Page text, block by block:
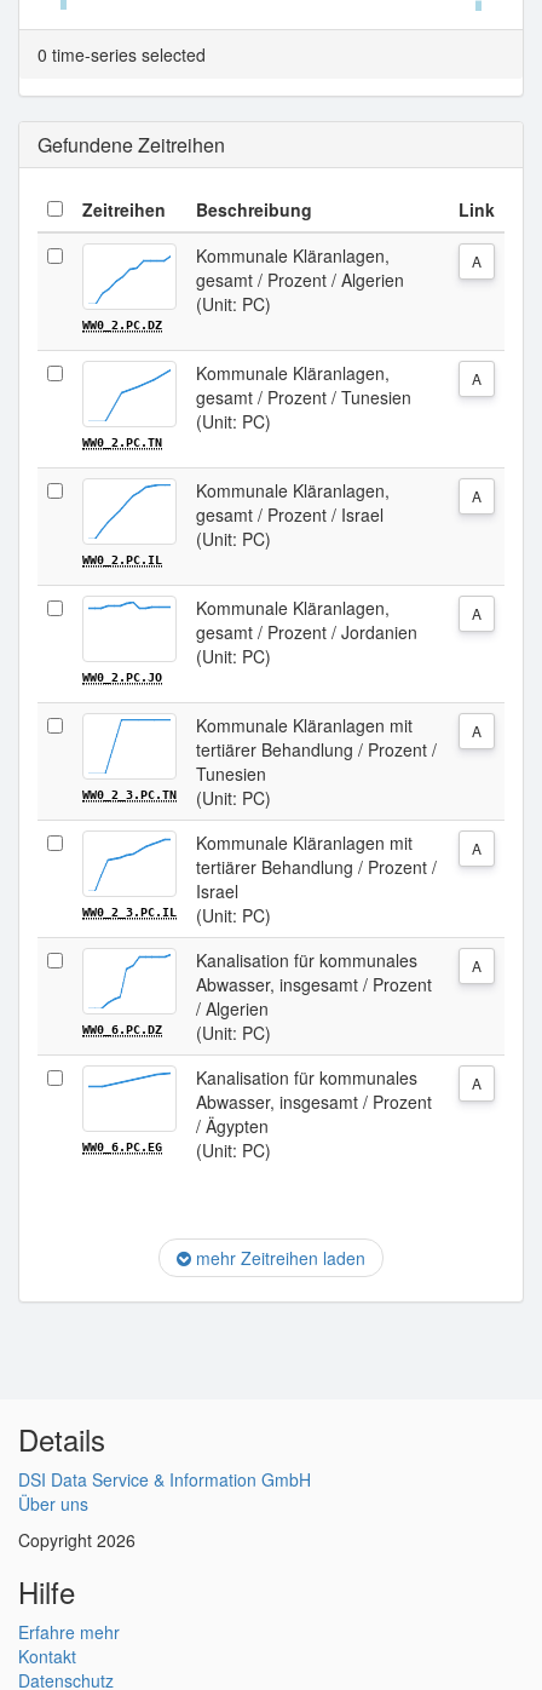
Tabellenansicht.
0 time-series selected
Gefundene Zeitreihen
Zeitreihen Beschreibung Link
WW0_2.PC.DZ
Kommunale Kläranlagen,
gesamt / Prozent / Algerien
(Unit: PC)
A
WW0_2.PC.TN
Kommunale Kläranlagen,
gesamt / Prozent / Tunesien
(Unit: PC)
A
WW0_2.PC.IL
Kommunale Kläranlagen,
gesamt / Prozent / Israel
(Unit: PC)
A
WW0_2.PC.JO
Kommunale Kläranlagen,
gesamt / Prozent / Jordanien
(Unit: PC)
A
WW0_2_3.PC.TN
Kommunale Kläranlagen mit
tertiärer Behandlung / Prozent /
Tunesien
(Unit: PC)
A
WW0_2_3.PC.IL
Kommunale Kläranlagen mit
tertiärer Behandlung / Prozent /
Israel
(Unit: PC)
A
WW0_6.PC.DZ
Kanalisation für kommunales
Abwasser, insgesamt / Prozent
/ Algerien
(Unit: PC)
A
WW0_6.PC.EG
Kanalisation für kommunales
Abwasser, insgesamt / Prozent
/ Ägypten
(Unit: PC)
A
mehr Zeitreihen laden
Details
DSI Data Service & Information GmbH
Über uns
Copyright 2026
Hilfe
Erfahre mehr
Kontakt
Datenschutz